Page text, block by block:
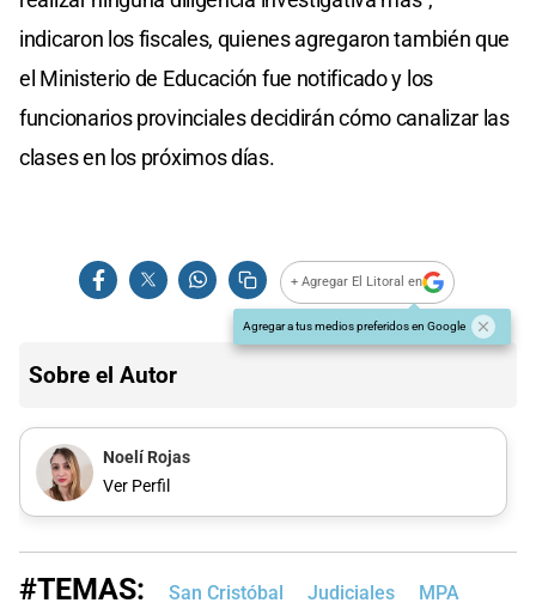
indicaron los fiscales, quienes agregaron también que
el Ministerio de Educación fue notificado y los
funcionarios provinciales decidirán cómo canalizar las
clases en los próximos días.
+ Agregar El Litoral en
Agregar a tus medios preferidos en Google
Sobre el Autor
Noelí Rojas
Ver Perfil
#TEMAS: San Cristóbal Judiciales MPA